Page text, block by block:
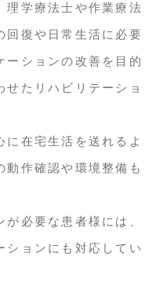
理学療法士や作業療法
回復や日常生活に必要
ーションの改善を目的
せたリハビリテーショ
在宅生活を送れるよ
動作確認や環境整備も
必要な患者様には、
ションにも対応してい